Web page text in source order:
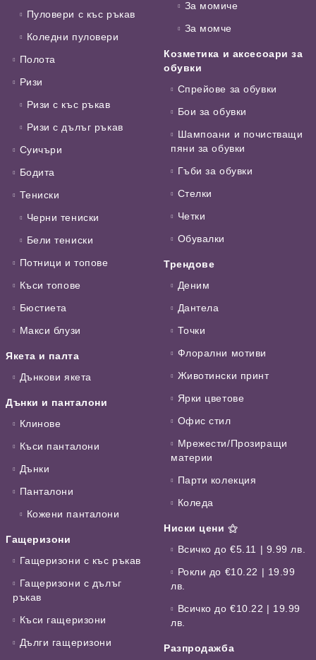
Пуловери с къс ръкав
Коледни пуловери
Полота
Ризи
Ризи с къс ръкав
Ризи с дълъг ръкав
Суичъри
Бодита
Тениски
Черни тениски
Бели тениски
Потници и топове
Къси топове
Бюстиета
Макси блузи
Якета и палта
Дънкови якета
Дънки и панталони
Клинове
Къси панталони
Дънки
Панталони
Кожени панталони
Гащеризони
Гащеризони с къс ръкав
Гащеризони с дълъг
ръкав
Къси гащеризони
Дълги гащеризони
За момиче
За момче
Козметика и аксесоари за
обувки
Спрейове за обувки
Бои за обувки
Шампоани и почистващи
пяни за обувки
Гъби за обувки
Стелки
Четки
Обувалки
Трендове
Деним
Дантела
Точки
Флорални мотиви
Животински принт
Ярки цветове
Офис стил
Мрежести/Прозиращи
материи
Парти колекция
Коледа
Ниски цени ⚝
Всичко до €5.11 | 9.99 лв.
Рокли до €10.22 | 19.99
лв.
Всичко до €10.22 | 19.99
лв.
Разпродажба